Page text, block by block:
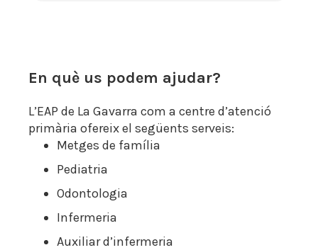
En què us podem ajudar?
L’EAP de La Gavarra com a centre d’atenció
primària ofereix el següents serveis:
Metges de família
Pediatria
Odontologia
Infermeria
Auxiliar d’infermeria